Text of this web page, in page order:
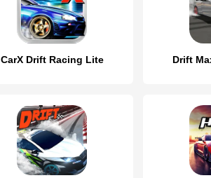
CarX Drift Racing Lite Drift